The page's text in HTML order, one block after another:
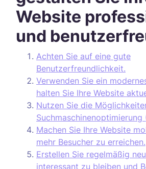
Website
und
Achten Sie auf eine gute
Benutzerfreundlichkeit.
Verwenden Sie ein
halten Sie Ihre Website
Nutzen Sie die
Suchmaschinenoptimierung
Machen Sie Ihre Website
mehr Besucher zu erreichen.
Erstellen Sie regelmäßig
interessant zu bleiben und